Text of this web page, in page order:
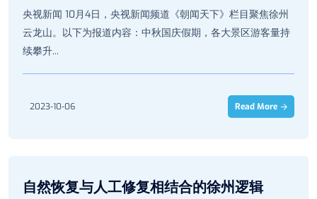
央视新闻 10月4日，央视新闻频道《朝闻天下》栏目聚焦徐州
云龙山。以下为报道内容：中秋国庆假期，各大景区游客量持
续攀升...
2023-10-06 Read More
自然恢复与人工修复相结合的徐州逻辑